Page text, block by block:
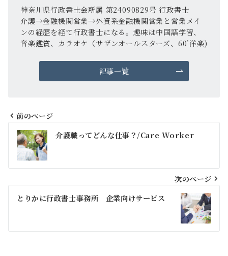
神奈川県行政書士会所属 第24090829号 行政書士
介護→金融機関営業→外資系金融機関営業と営業メイ
ンの経歴を経て行政書士になる。趣味は中国語学習、
音楽鑑賞、カラオケ（サザンオールスターズ、60’洋楽)
記事一覧
投
稿
ナ
ビ
ゲ
シ
前のページ
介護職ってどんな仕事？/Care Worker
次のページ
とりかに行政書士事務所 企業向けサービス